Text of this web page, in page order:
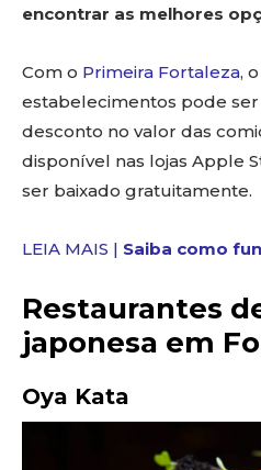
encontrar as melhores
Com o Primeira Fortaleza,
estabelecimentos pode
desconto no valor das
disponível nas lojas Apple
ser baixado gratuitamente.
LEIA MAIS | Saiba como
Restaurantes
japonesa em
Oya Kata